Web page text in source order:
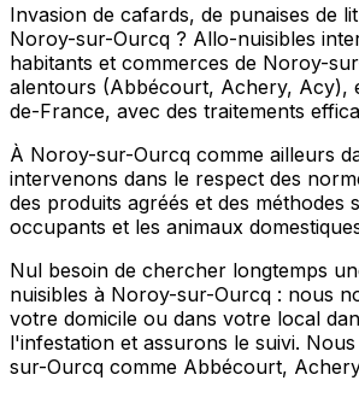
Invasion de cafards, de punaises de
Noroy-sur-Ourcq ? Allo-nuisibles
habitants et commerces de Noroy-
alentours (Abbécourt, Achery, Acy),
de-France, avec des traitements
À Noroy-sur-Ourcq comme ailleurs
intervenons dans le respect des
des produits agréés et des méthodes
occupants et les animaux
Nul besoin de chercher longtemps
nuisibles à Noroy-sur-Ourcq : nous
votre domicile ou dans votre local
l'infestation et assurons le suivi.
sur-Ourcq comme Abbécourt,